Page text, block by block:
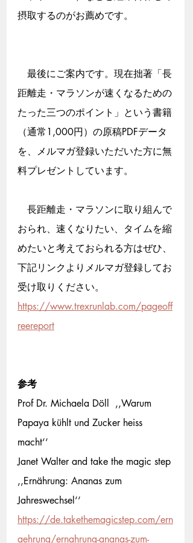
摂取するのがお薦めです。
最後にご案内です。現在拙著「長
距離走・マラソンが速くなるための
たった三つのポイント」という書籍
（通常1,000円）の原稿PDFデータ
を、メルマガ登録いただいた方に無
料プレゼントしています。
長距離走・マラソンに取り組んで
おられ、速くなりたい、タイムを縮
めたいと考えておられる方はぜひ、
下記リンクよりメルマガ登録してお
受け取りください。
https://www.trexrunlab.com/pageoff
reereport
参考
Prof Dr. Michaela Döll  ,‚Warum
Papaya kühlt und Zucker heiss
macht‘‘
Janet Walter and take the magic step
,,Ernährung: Ananas zum
Jahreswechsel‘‘
https://de.takethemagicstep.com/ern
aehrung/ernahrung-ananas-zum-